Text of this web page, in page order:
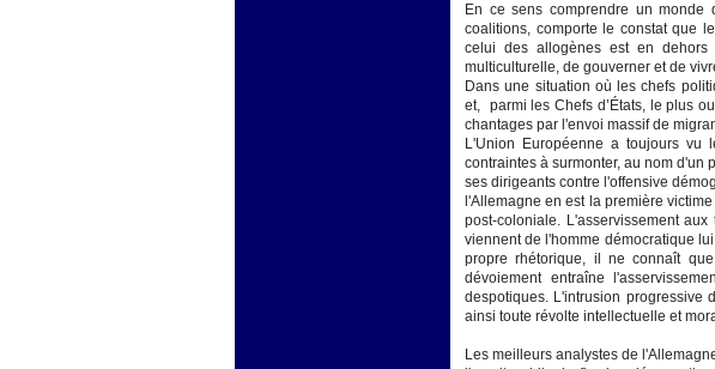
En ce sens comprendre un
coalitions, comporte le constat que
celui des allogènes est en
multiculturelle, de gouverner et de
Dans une situation où les chefs
et, parmi les Chefs d’États, le plus
chantages par l'envoi massif de
L'Union Européenne a toujours
contraintes à surmonter, au nom
ses dirigeants contre l'offensive
l'Allemagne en est la première
post-coloniale. L'asservissement
viennent de l'homme démocratique
propre rhétorique, il ne connaît
dévoiement entraîne
despotiques. L'intrusion progressive
ainsi toute révolte intellectuelle et
Les meilleurs analystes de